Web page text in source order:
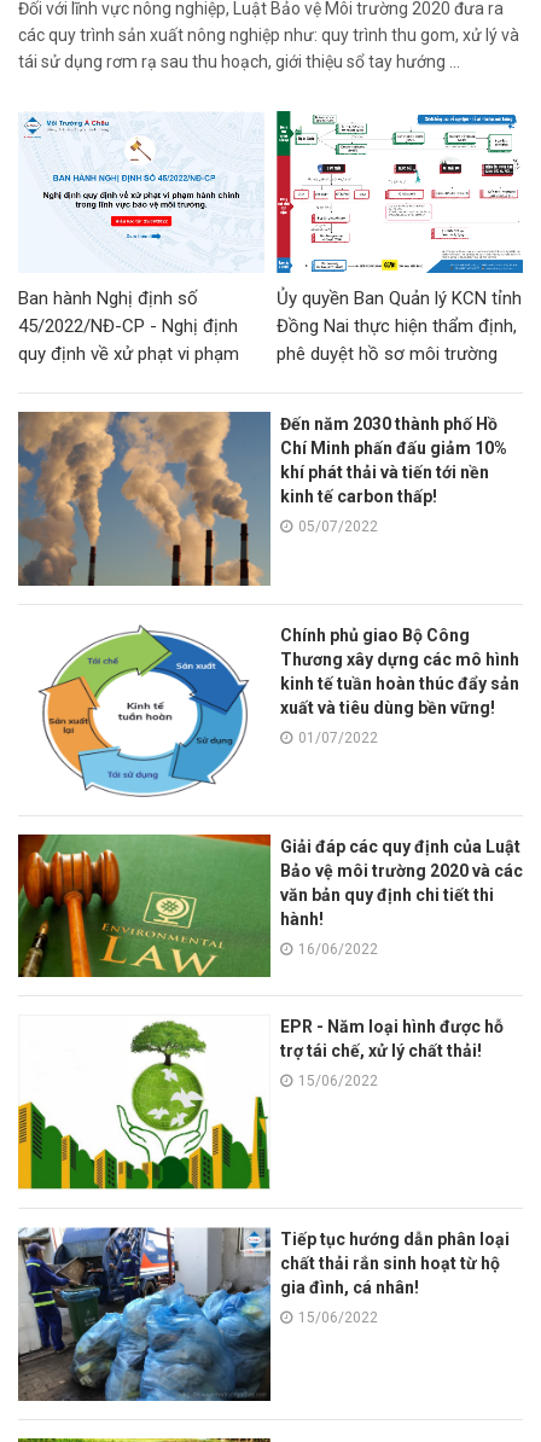
Đối với lĩnh vực nông nghiệp, Luật Bảo vệ Môi trường 2020 đưa ra
các quy trình sản xuất nông nghiệp như: quy trình thu gom, xử lý và
tái sử dụng rơm rạ sau thu hoạch, giới thiệu sổ tay hướng ...
Ban hành Nghị định số
45/2022/NĐ-CP - Nghị định
quy định về xử phạt vi phạm
vệ môi trường!
Ủy quyền Ban Quản lý KCN tỉnh
Đồng Nai thực hiện thẩm định,
phê duyệt hồ sơ môi trường
Đến năm 2030 thành phố Hồ
Chí Minh phấn đấu giảm 10%
khí phát thải và tiến tới nền
kinh tế carbon thấp!
05/07/2022
Chính phủ giao Bộ Công
Thương xây dựng các mô hình
kinh tế tuần hoàn thúc đẩy sản
xuất và tiêu dùng bền vững!
01/07/2022
Giải đáp các quy định của Luật
Bảo vệ môi trường 2020 và các
văn bản quy định chi tiết thi
hành!
16/06/2022
EPR - Năm loại hình được hỗ
trợ tái chế, xử lý chất thải!
15/06/2022
Tiếp tục hướng dẫn phân loại
chất thải rắn sinh hoạt từ hộ
gia đình, cá nhân!
15/06/2022